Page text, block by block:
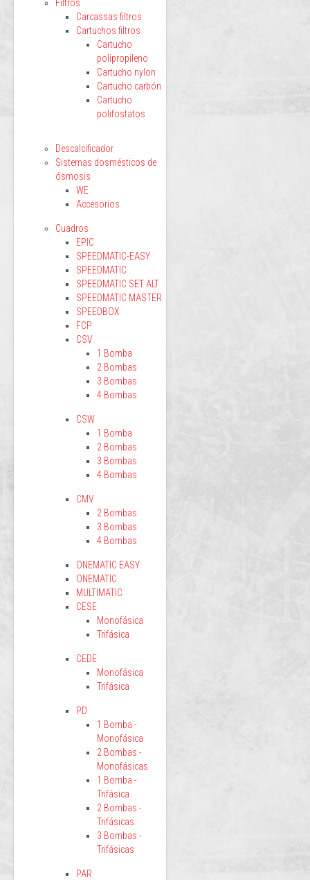
Filtros
Carcassas filtros
Cartuchos filtros
Cartucho
polipropileno
Cartucho nylon
Cartucho carbón
Cartucho
polifostatos
Descalcificador
Sistemas dosmésticos de
ósmosis
WE
Accesorios
Cuadros
EPIC
SPEEDMATIC-EASY
SPEEDMATIC
SPEEDMATIC SET ALT
SPEEDMATIC MASTER
SPEEDBOX
FCP
CSV
1 Bomba
2 Bombas
3 Bombas
4 Bombas
CSW
1 Bomba
2 Bombas
3 Bombas
4 Bombas
CMV
2 Bombas
3 Bombas
4 Bombas
ONEMATIC EASY
ONEMATIC
MULTIMATIC
CESE
Monofásica
Trifásica
CEDE
Monofásica
Trifásica
PD
1 Bomba -
Monofásica
2 Bombas -
Monofásicas
1 Bomba -
Trifásica
2 Bombas -
Trifásicas
3 Bombas -
Trifásicas
PAR